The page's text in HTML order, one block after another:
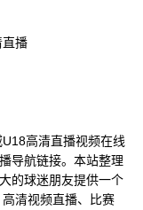
直播
高清直播视频在线
导航链接。本站整理
的球迷朋友提供一个
清视频直播、比赛